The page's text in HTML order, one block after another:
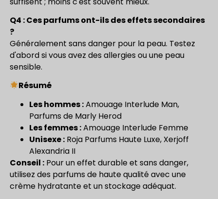
Q4 : Ces parfums ont-ils des effets secondaires
?
Généralement sans danger pour la peau. Testez
d'abord si vous avez des allergies ou une peau
sensible.
Résumé
Les hommes :Amouage Interlude Man,
Parfums de Marly Herod
Les femmes :Amouage Interlude Femme
Unisexe : Roja Parfums Haute Luxe, Xerjoff
Alexandria II
Conseil : Pour un effet durable et sans danger,
utilisez des parfums de haute qualité avec une
crème hydratante et un stockage adéquat.